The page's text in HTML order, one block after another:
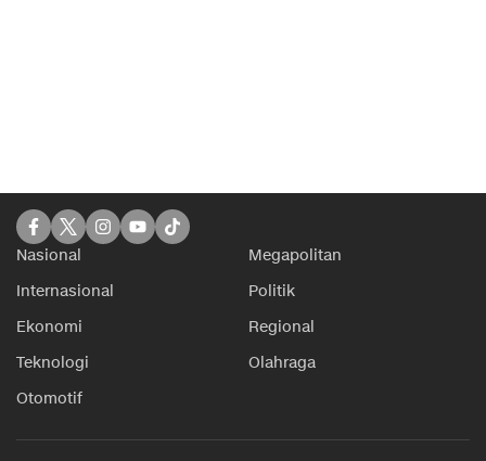
Nasional
Megapolitan
Internasional
Politik
Ekonomi
Regional
Teknologi
Olahraga
Otomotif